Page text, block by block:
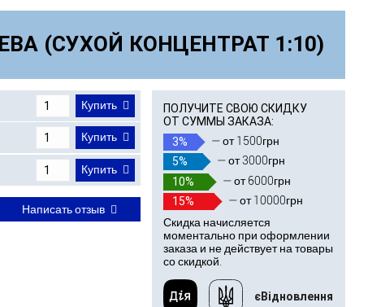
(СУХОЙ КОНЦЕНТРАТ 1:10)
Купить
Купить
Купить
Написать отзыв
ПОЛУЧИТЕ СВОЮ СКИДКУ
ОТ СУММЫ ЗАКАЗА:
3%
— от 1500грн
5% — от 3000грн
10% — от 6000грн
15%
— от 10000грн
Скидка начисляется
моментально при оформлении
заказа и не действует на товары
со скидкой.
єВідновлення